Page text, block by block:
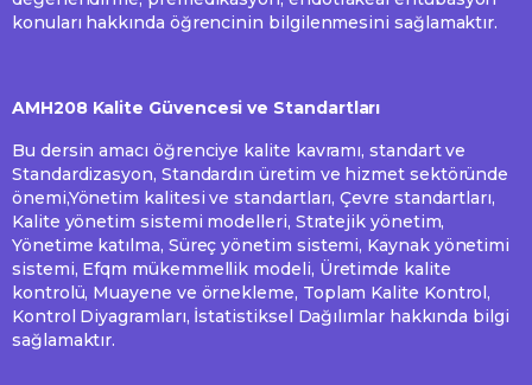
konuları hakkında öğrencinin bilgilenmesini sağlamaktır.
AMH208 Kalite Güvencesi ve Standartları
Bu dersin amacı öğrenciye kalite kavramı, standart ve
Standardizasyon, Standardın üretim ve hizmet sektöründe
önemi,Yönetim kalitesi ve standartları, Çevre standartları,
Kalite yönetim sistemi modelleri, Stratejik yönetim,
Yönetime katılma, Süreç yönetim sistemi, Kaynak yönetimi
sistemi, Efqm mükemmellik modeli, Üretimde kalite
kontrolü, Muayene ve örnekleme, Toplam Kalite Kontrol,
Kontrol Diyagramları, İstatistiksel Dağılımlar hakkında bilgi
sağlamaktır.